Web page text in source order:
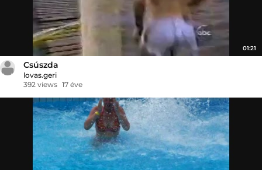
01:21
Csúszda
lovas.geri
392 views 17 éve